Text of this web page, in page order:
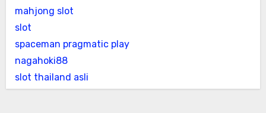
mahjong slot
slot
spaceman pragmatic play
nagahoki88
slot thailand asli